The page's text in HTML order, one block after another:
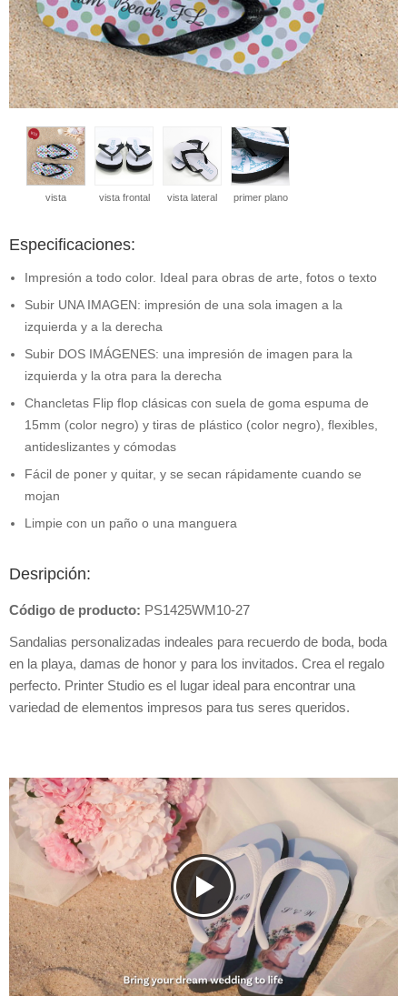
vista vista frontal vista lateral primer plano
Especificaciones:
Impresión a todo color. Ideal para obras de arte, fotos o texto
Subir UNA IMAGEN: impresión de una sola imagen a la
izquierda y a la derecha
Subir DOS IMÁGENES: una impresión de imagen para la
izquierda y la otra para la derecha
Chancletas Flip flop clásicas con suela de goma espuma de
15mm (color negro) y tiras de plástico (color negro), flexibles,
antideslizantes y cómodas
Fácil de poner y quitar, y se secan rápidamente cuando se
mojan
Limpie con un paño o una manguera
Desripción:
Código de producto: PS1425WM10-27
Sandalias personalizadas indeales para recuerdo de boda, boda
en la playa, damas de honor y para los invitados. Crea el regalo
perfecto. Printer Studio es el lugar ideal para encontrar una
variedad de elementos impresos para tus seres queridos.